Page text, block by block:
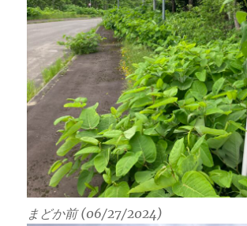
まどか前 (06/27/2024)